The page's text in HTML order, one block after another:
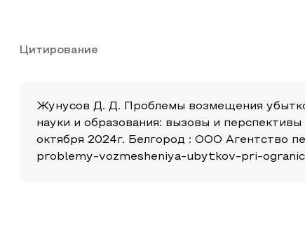
Цитирование
Жунусов Д. Д. Проблемы возмещения
науки и образования: вызовы и
октября 2024г. Белгород : ООО Агентство
problemy-vozmesheniya-ubytkov-pri-